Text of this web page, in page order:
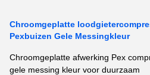
Chroomgeplatte
Pexbuizen Gele Messingkleur
Chroomgeplatte afwerking Pex
gele messing kleur voor duurzaam